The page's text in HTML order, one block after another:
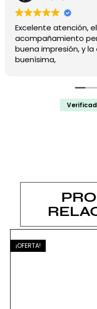
Excelente atención,
acompañamiento
buena impresión, y
buenísima,
¡OFERTA!